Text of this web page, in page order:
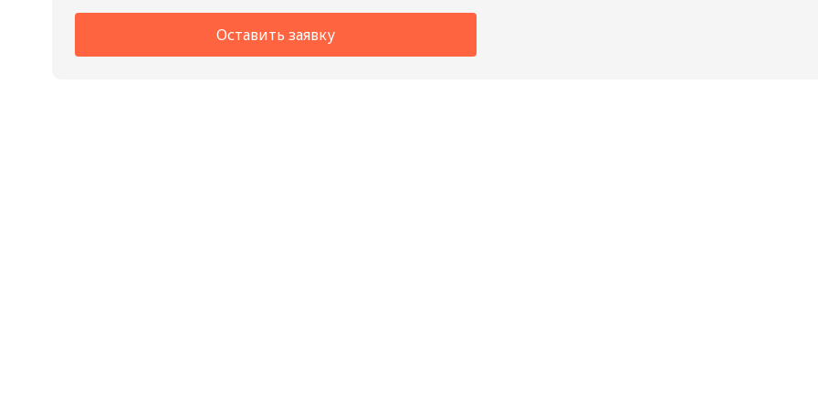
Оставить заявку